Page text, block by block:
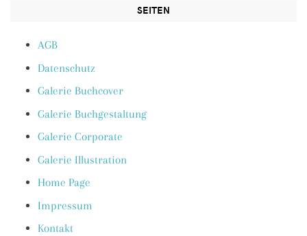
SEITEN
AGB
Datenschutz
Galerie Buchcover
Galerie Buchgestaltung
Galerie Corporate
Galerie Illustration
Home Page
Impressum
Kontakt